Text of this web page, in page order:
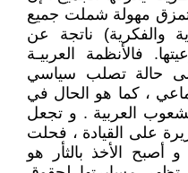
تمزق مهولة شملت جميع
والفكرية) ناتجة عن
فالأنظمة العربيـة
حالة تصلب سياسي
، كما هو الحال في
العربية . و تجعل
على القيادة ، فحلت
و أصبح الأخذ بالثأر هو